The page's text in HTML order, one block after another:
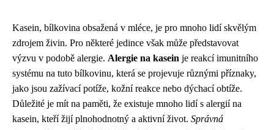
Kasein, bílkovina obsažená v mléce, je pro mnoho lidí skvělým
zdrojem živin. Pro některé jedince však může představovat
výzvu v podobě alergie. Alergie na kasein je reakcí imunitního
systému na tuto bílkovinu, která se projevuje různými příznaky,
jako jsou zažívací potíže, kožní reakce nebo dýchací obtíže.
Důležité je mít na paměti, že existuje mnoho lidí s alergií na
kasein, kteří žijí plnohodnotný a aktivní život. Správná